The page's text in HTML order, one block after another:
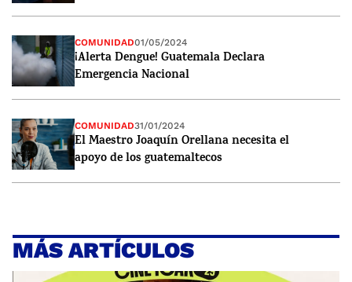
COMUNIDAD01/05/2024
¡Alerta Dengue! Guatemala Declara
Emergencia Nacional
COMUNIDAD31/01/2024
El Maestro Joaquín Orellana necesita el
apoyo de los guatemaltecos
MÁS ARTÍCULOS